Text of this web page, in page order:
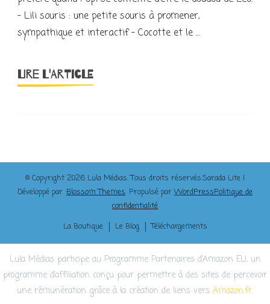
– Lili souris : une petite souris à promener,
sympathique et interactif – Cocotte et le …
LIRE L'ARTICLE
© Copyright 2026 Lula Médias. Tous droits réservés.Sarada Lite |
Développé par :Blossom Themes. Propulsé parWordPressPolitique de
confidentialité
La Boutique
Le Blog Téléchargements
Lula Médias participe au Programme Partenaires d’Amazon EU, un
programme d’affiliation conçu pour permettre à des sites de percevoir
une rémunération grâce à la création de liens vers Amazon.fr.